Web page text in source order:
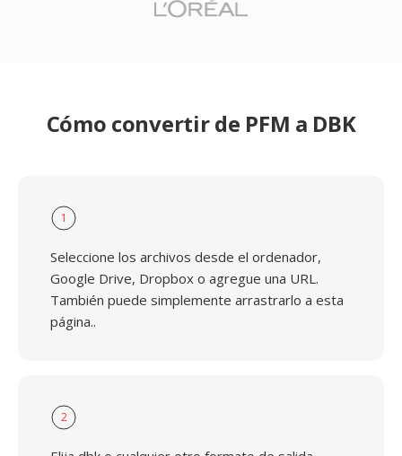
Cómo convertir de PFM a DBK
1
Seleccione los archivos desde el ordenador,
Google Drive, Dropbox o agregue una URL.
También puede simplemente arrastrarlo a esta
página..
2